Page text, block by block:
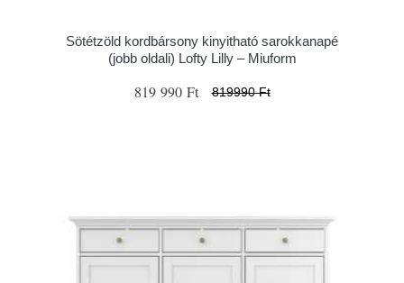
Sötétzöld kordbársony kinyitható sarokkanapé
(jobb oldali) Lofty Lilly – Miuform
819 990 Ft 819990 Ft